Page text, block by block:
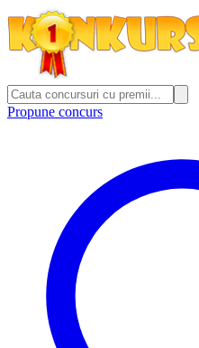
Propune concurs